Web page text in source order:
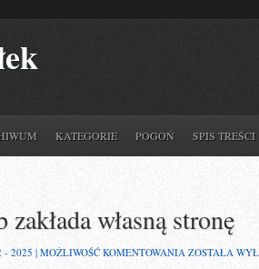
KATEGORIE POGOŃ SPIS TREŚCI
własną stronę
- 2025 | MOŻLIWOŚĆ KOMENTOWANIA DZIŚ
ZOSTAŁA